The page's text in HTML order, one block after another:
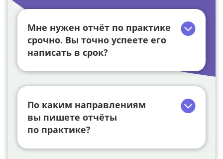
Мне нужен отчёт по практике
срочно. Вы точно успеете его
написать в срок?
По каким направлениям
вы пишете отчёты
по практике?